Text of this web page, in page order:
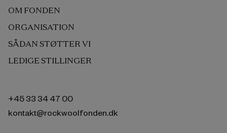
OM FONDEN
ORGANISATION
SÅDAN STØTTER VI
LEDIGE STILLINGER
+45 33 34 47 00
kontakt@rockwoolfonden.dk